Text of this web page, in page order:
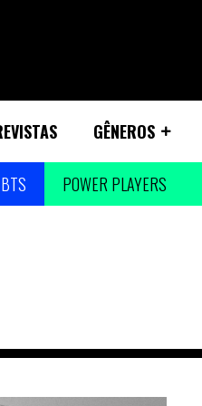
GÊNEROS
BTS POWER PLAYERS